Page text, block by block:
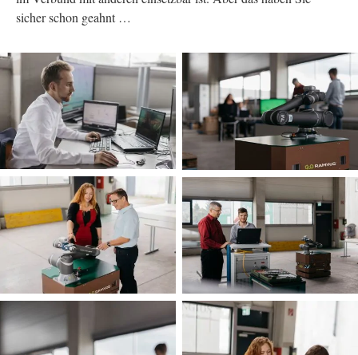
sicher schon geahnt …